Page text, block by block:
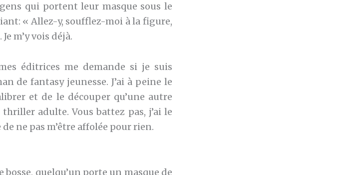
qui portent leur masque sous le
« Allez-y, soufflez-moi à la figure,
m’y vois déjà.
éditrices me demande si je suis
de fantasy jeunesse. J’ai à peine le
et de le découper qu’une autre
adulte. Vous battez pas, j’ai le
ne pas m’être affolée pour rien.
quelqu’un porte un masque de